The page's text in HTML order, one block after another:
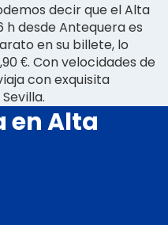
decir que el Alta
h desde Antequera es
en su billete, lo
€. Con velocidades de
con exquisita
en Alta